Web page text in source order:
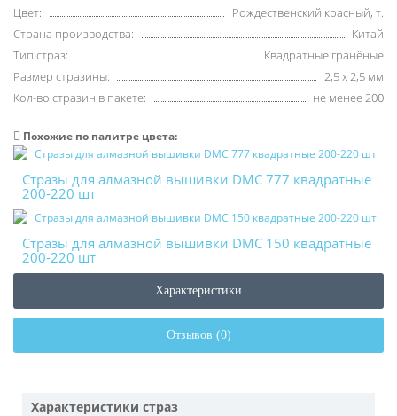
Цвет:
Рождественский красный, т.
Страна производства:
Китай
Тип страз:
Квадратные гранёные
Размер стразины:
2,5 х 2,5 мм
Кол-во стразин в пакете:
не менее 200
Похожие по палитре цвета:
Стразы для алмазной вышивки DMC 777 квадратные
200-220 шт
Стразы для алмазной вышивки DMC 150 квадратные
200-220 шт
Характеристики
Отзывов (0)
Характеристики страз